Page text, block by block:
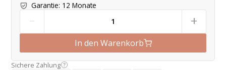
Garantie: 12 Monate
- +
In den Warenkorb
Sichere Zahlung